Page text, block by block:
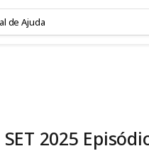
2025